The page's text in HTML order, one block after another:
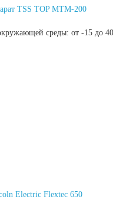
TSS TOP MTM-200
среды: от -15 до
Electric Flextec 650